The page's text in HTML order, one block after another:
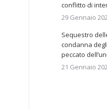
conflitto di
29 Gennaio
Sequestro
condanna
peccato
21 Gennaio